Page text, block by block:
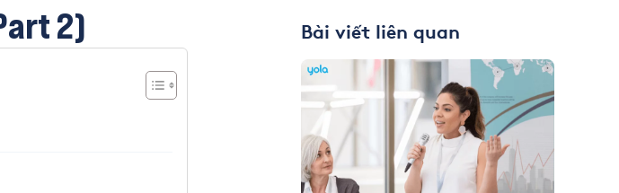
2) Bài viết liên quan